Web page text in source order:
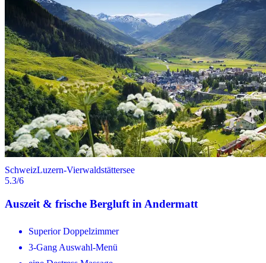
SchweizLuzern-Vierwaldstättersee
5.3/6
Auszeit & frische Bergluft in Andermatt
Superior Doppelzimmer
3-Gang Auswahl-Menü